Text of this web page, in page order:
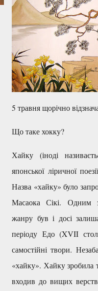
5 травня щорічно
Що таке хокку?
Хайку (іноді
японської ліричної
Назва «хайку» було
Масаока Сікі. Одним з
жанру був і досі
періоду Едо (XVII
самостійні твори.
«хайку». Хайку зробила
входив до вищих